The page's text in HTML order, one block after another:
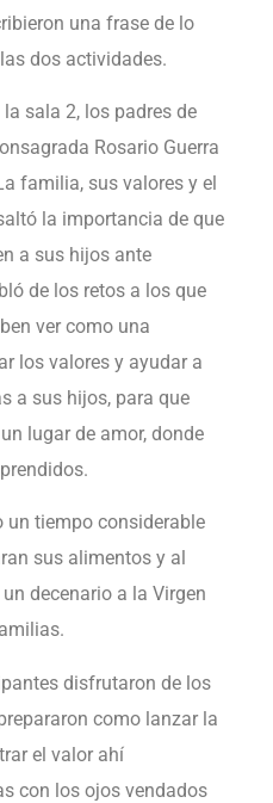
una frase de lo
dos actividades.
sala 2, los padres de
Rosario Guerra
familia, sus valores y el
la importancia de que
a sus hijos ante
de los retos a los que
ver como una
los valores y ayudar a
a sus hijos, para que
lugar de amor, donde
un tiempo considerable
sus alimentos y al
decenario a la Virgen
disfrutaron de los
como lanzar la
el valor ahí
con los ojos vendados